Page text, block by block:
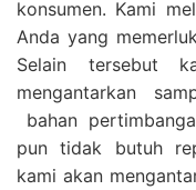
konsumen. Kami
Anda yang
Selain tersebut
mengantarkan
bahan
pun tidak butuh
kami akan